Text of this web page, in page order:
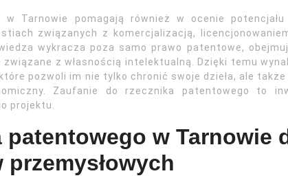
Tarnowie pomagają również w ocenie potencjału
związanych z komercjalizacją,
wykracza poza samo prawo patentowe,
z własnością intelektualną. Dzięki temu
pozwoli im nie tylko chronić swoje dzieła, ale
Zaufanie do rzecznika patentowego to
projektu.
patentowego w Tarnowie